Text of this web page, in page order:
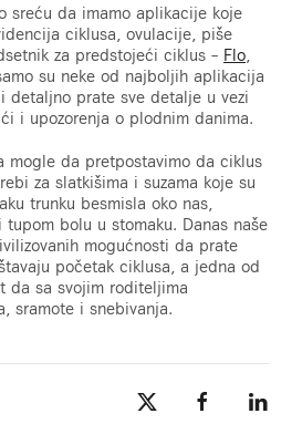
sreću da imamo aplikacije koje
ciklusa, ovulacije, piše
za predstojeći ciklus – Flo,
su neke od najboljih aplikacija
detaljno prate sve detalje u vezi
i upozorenja o plodnim danima.
mogle da pretpostavimo da ciklus
za slatkišima i suzama koje su
trunku besmisla oko nas,
tupom bolu u stomaku. Danas naše
mogućnosti da prate
početak ciklusa, a jedna od
da sa svojim roditeljima
sramote i snebivanja.